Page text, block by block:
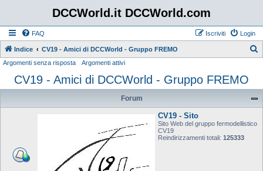
DCCWorld.it DCCWorld.com
FAQ Login
Iscriviti
Indice CV19 - Amici di DCCWorld - Gruppo FREMO
c
Argomenti senza risposta Argomenti attivi
CV19 - Amici di DCCWorld - Gruppo FREMO
Forum
CV19 - Sito
Sito Web del gruppo fermodellistico
CV19
Reindirizzamenti totali: 125333